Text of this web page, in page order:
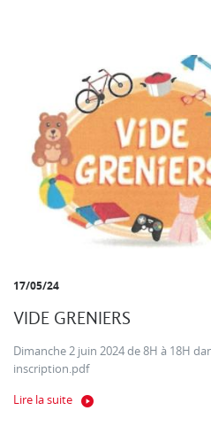
17/05/24
VIDE GRENIERS
Dimanche 2 juin 2024 de 8H à 18H
inscription.pdf
Lire la suite